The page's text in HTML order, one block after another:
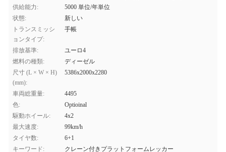
供給能力:
5000 単位/年単位
状態:
新しい
トランスミッシ
ョンタイプ:
手帳
排放基準:
ユーロ4
燃料の種類:
ディーゼル
尺寸 (L × W × H)
(mm):
5386x2000x2280
車両総重量:
4495
色:
Optioinal
駆動ホイール:
4x2
最大速度:
99km/h
タイヤ数:
6+1
キーワード:
クレーン付きプラットフォームレッカー